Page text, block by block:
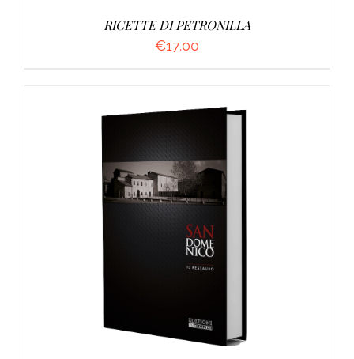
RICETTE DI PETRONILLA
€17.00
AGGIUNGI AL CARRELLO /